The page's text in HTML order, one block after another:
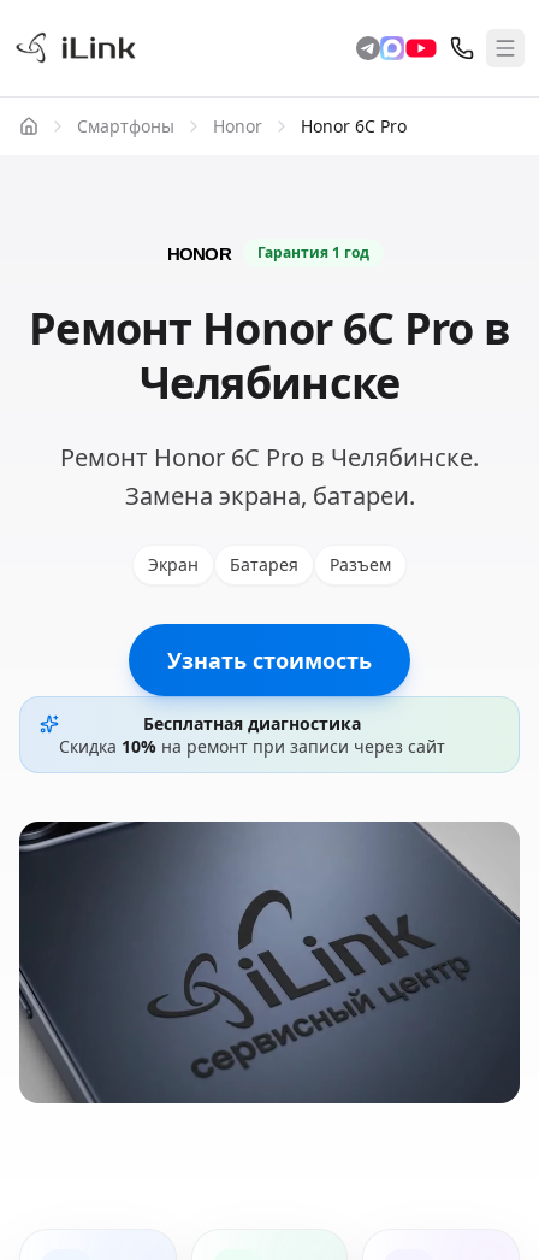
Смартфоны Honor Honor 6C Pro
Гарантия 1 год
Ремонт Honor 6C Pro в
Челябинске
Ремонт Honor 6C Pro в Челябинске.
Замена экрана, батареи.
Экран Батарея Разъем
Узнать стоимость
Бесплатная диагностика
Скидка 10% на ремонт при записи через сайт